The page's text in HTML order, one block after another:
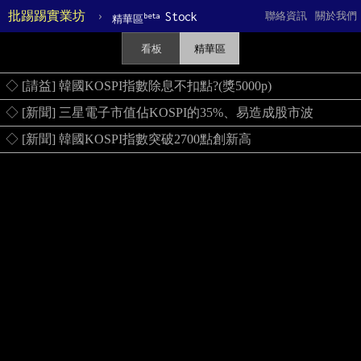
批踢踢實業坊 › 精華區beta Stock 關於我們
聯絡資訊
看板 精華區
◇ [請益] 韓國KOSPI指數除息不扣點?(獎5000p)
◇ [新聞] 三星電子市值佔KOSPI的35%、易造成股市波
◇ [新聞] 韓國KOSPI指數突破2700點創新高